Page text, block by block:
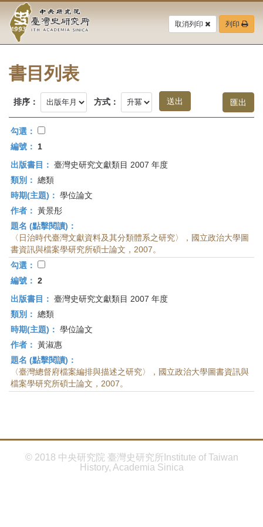
要
中
央
研
究
院-
臺
灣
史
研
究
所-
首
頁
取消列印 列印
書目列表
排序： 方式：
勾選：
編號：
1
出版書目： 臺灣史研究文獻類目 2007 年度
類別： 總類
時期(主題)： 學位論文
作者： 黃景彤
題名 (點擊閱讀)：
〈日治時代臺灣文獻資料及其分類體系之研究〉，國立政治大學圖
書資訊與檔案學研究所碩士論文，2007。
勾選：
編號： 2
出版書目： 臺灣史研究文獻類目 2007 年度
類別： 總類
時期(主題)： 學位論文
作者： 黃淑惠
題名 (點擊閱讀)：
〈臺灣總督府檔案編排與描述之研究〉，國立政治大學圖書資訊與
檔案學研究所碩士論文，2007。
© 2018 中央研究院 臺灣史研究所Institute of Taiwan
History, Academia Sinica